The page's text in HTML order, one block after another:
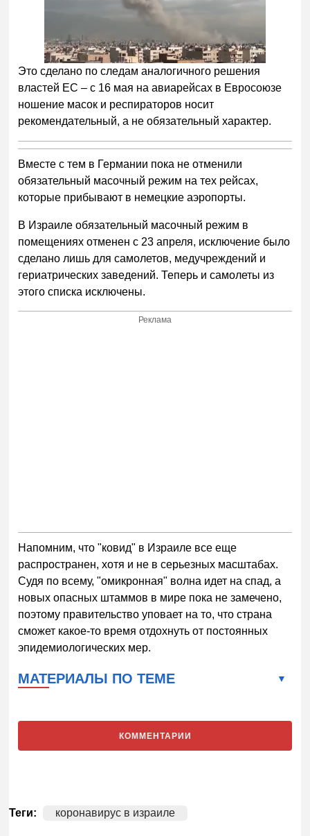
Это сделано по следам аналогичного решения
властей ЕС – с 16 мая на авиарейсах в Евросоюзе
ношение масок и респираторов носит
рекомендательный, а не обязательный характер.
Вместе с тем в Германии пока не отменили
обязательный масочный режим на тех рейсах,
которые прибывают в немецкие аэропорты.
В Израиле обязательный масочный режим в
помещениях отменен с 23 апреля, исключение было
сделано лишь для самолетов, медучреждений и
гериатрических заведений. Теперь и самолеты из
этого списка исключены.
Реклама
Напомним, что "ковид" в Израиле все еще
распространен, хотя и не в серьезных масштабах.
Судя по всему, "омикронная" волна идет на спад, а
новых опасных штаммов в мире пока не замечено,
поэтому правительство уповает на то, что страна
сможет какое-то время отдохнуть от постоянных
эпидемиологических мер.
МАТЕРИАЛЫ ПО ТЕМЕ
КОММЕНТАРИИ
Теги: коронавирус в израиле